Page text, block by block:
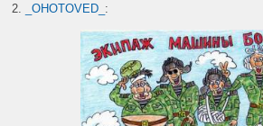
2. _OHOTOVED_ :